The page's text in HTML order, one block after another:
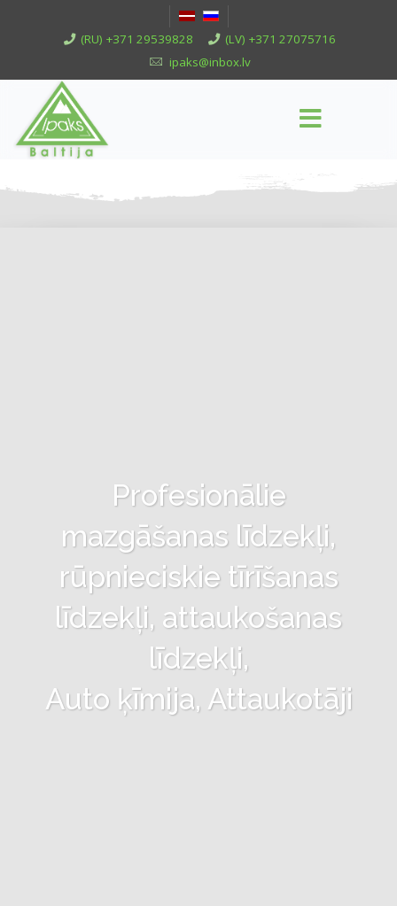
(RU) +371 29539828
(LV) +371 27075716
ipaks@inbox.lv
Profesionālie
mazgāšanas līdzekļi,
rūpnieciskie tīrīšanas
līdzekļi, attaukošanas
līdzekļi,
Auto ķīmija, Attaukotāji